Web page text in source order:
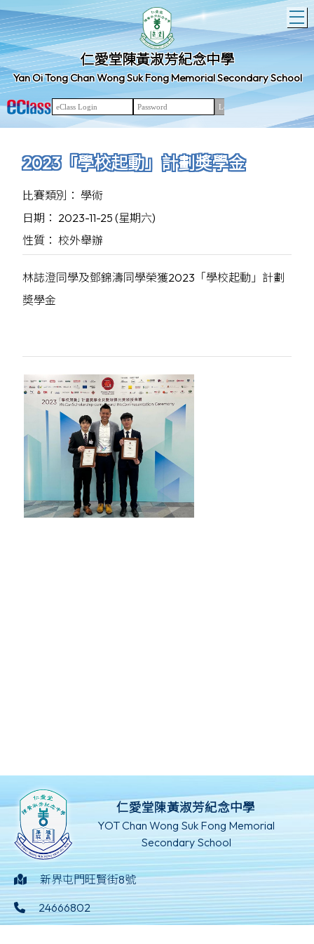
仁愛堂陳黃淑芳紀念中學
Yan Oi Tong Chan Wong Suk Fong Memorial Secondary School
2023「學校起動」計劃奬學金
比賽類別： 學術
日期： 2023-11-25 (星期六)
性質： 校外舉辦
林誌澄同學及鄧錦濤同學榮獲2023「學校起動」計劃
奬學金
仁愛堂陳黃淑芳紀念中學
YOT Chan Wong Suk Fong Memorial
Secondary School
新界屯門旺賢街8號
24666802